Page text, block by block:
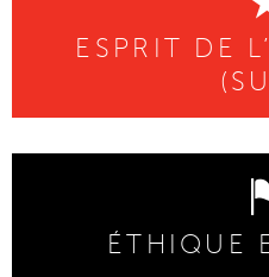
ESPRIT DE
ÉTHIQUE